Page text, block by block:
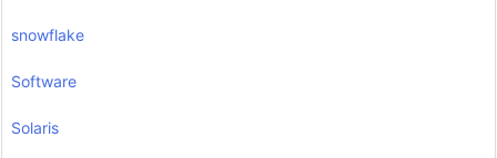
snowflake
Software
Solaris